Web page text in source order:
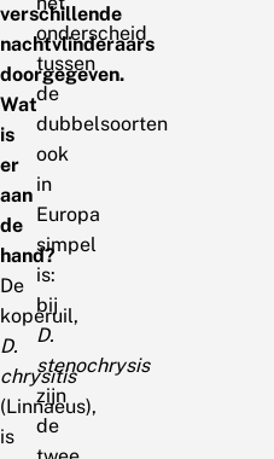
verschillende
nachtvlinderaars
doorgegeven.
Wat
is
er
aan
de
hand?
De
koperuil,
D.
chrysitis
(Linnaeus),
is
onderscheid
tussen
de
dubbelsoorten
ook
in
Europa
simpel
is:
bij
D.
stenochrysis
zijn
de